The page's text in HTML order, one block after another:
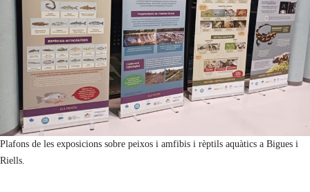
Plafons de les exposicions sobre peixos i amfibis i rèptils aquàtics a Bigues i
Riells.